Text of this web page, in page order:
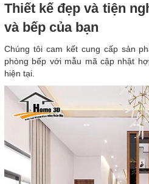
Thiết kế đẹp và tiện
và bếp của bạn
Chúng tôi cam kết cung cấp sản
phòng bếp với mẫu mã cập nhật
hiện tại.